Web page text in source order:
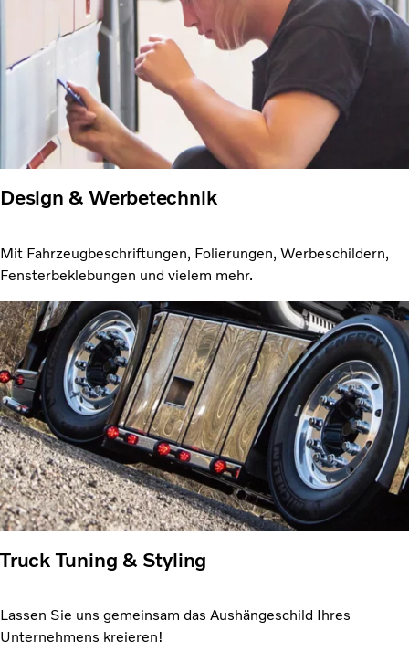
Design & Werbetechnik
Mit Fahrzeugbeschriftungen, Folierungen, Werbeschildern,
Fensterbeklebungen und vielem mehr.
Truck Tuning & Styling
Lassen Sie uns gemeinsam das Aushängeschild Ihres
Unternehmens kreieren!